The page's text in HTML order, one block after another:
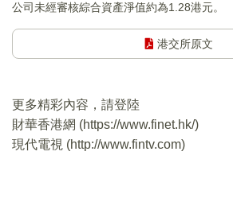
公司未經審核綜合資產淨值約為1.28港元。
港交所原文
更多精彩內容，請登陸
財華香港網 (https://www.finet.hk/)
現代電視 (http://www.fintv.com)